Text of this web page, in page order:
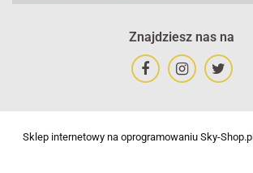
Znajdziesz nas na
Sklep internetowy na oprogramowaniu Sky-Shop.pl